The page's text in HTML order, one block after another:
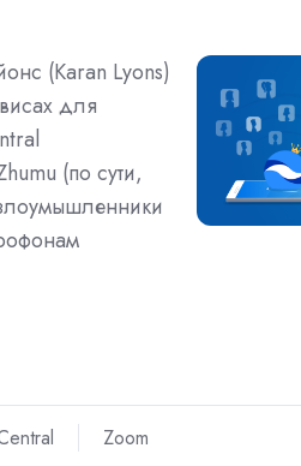
(Karan Lyons)
для
(по сути,
Zoom